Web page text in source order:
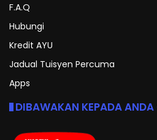
F.A.Q
Hubungi
Kredit AYU
Jadual Tuisyen Percuma
Apps
DIBAWAKAN KEPADA ANDA